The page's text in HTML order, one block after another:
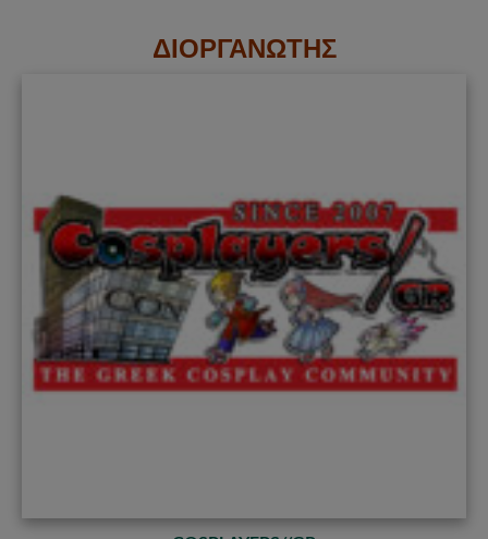
ΔΙΟΡΓΑΝΩΤΗΣ